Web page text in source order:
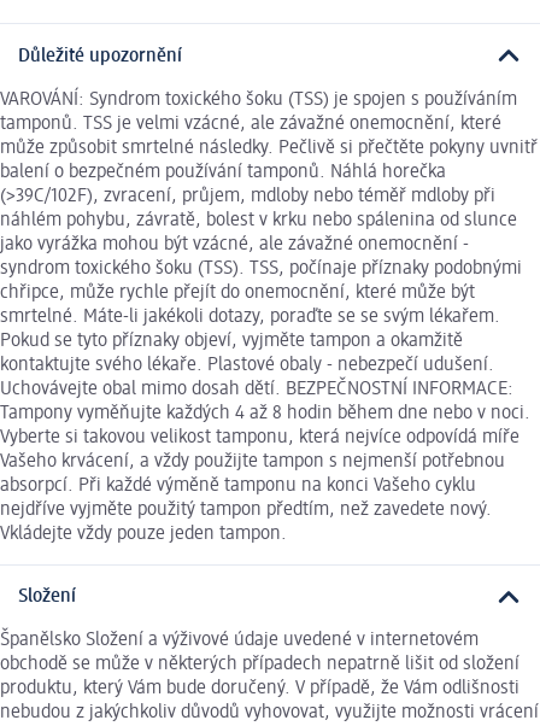
Důležité upozornění
VAROVÁNÍ: Syndrom toxického šoku (TSS) je spojen s používáním
tamponů. TSS je velmi vzácné, ale závažné onemocnění, které
může způsobit smrtelné následky. Pečlivě si přečtěte pokyny uvnitř
balení o bezpečném používání tamponů. Náhlá horečka
(>39C/102F), zvracení, průjem, mdloby nebo téměř mdloby při
náhlém pohybu, závratě, bolest v krku nebo spálenina od slunce
jako vyrážka mohou být vzácné, ale závažné onemocnění -
syndrom toxického šoku (TSS). TSS, počínaje příznaky podobnými
chřipce, může rychle přejít do onemocnění, které může být
smrtelné. Máte-li jakékoli dotazy, poraďte se se svým lékařem.
Pokud se tyto příznaky objeví, vyjměte tampon a okamžitě
kontaktujte svého lékaře. Plastové obaly - nebezpečí udušení.
Uchovávejte obal mimo dosah dětí. BEZPEČNOSTNÍ INFORMACE:
Tampony vyměňujte každých 4 až 8 hodin během dne nebo v noci.
Vyberte si takovou velikost tamponu, která nejvíce odpovídá míře
Vašeho krvácení, a vždy použijte tampon s nejmenší potřebnou
absorpcí. Při každé výměně tamponu na konci Vašeho cyklu
nejdříve vyjměte použitý tampon předtím, než zavedete nový.
Vkládejte vždy pouze jeden tampon.
Složení
Španělsko Složení a výživové údaje uvedené v internetovém
obchodě se může v některých případech nepatrně lišit od složení
produktu, který Vám bude doručený. V případě, že Vám odlišnosti
nebudou z jakýchkoliv důvodů vyhovovat, využijte možnosti vrácení